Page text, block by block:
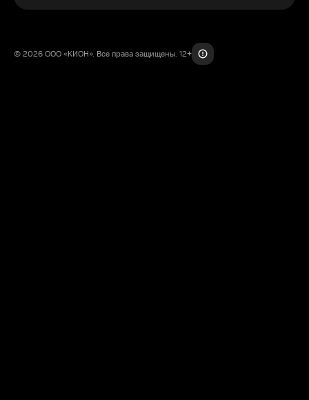
© 2026 ООО «КИОН». Все права защищены. 12+